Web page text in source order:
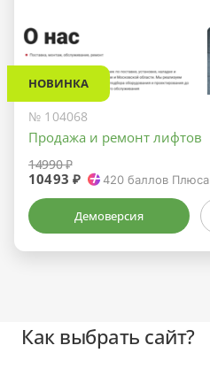
НОВИНКА
№ 104068
Продажа и ремонт лифтов
14990 ₽
10493 ₽ 420 баллов Плюса
Демоверсия
Как выбрать сайт?